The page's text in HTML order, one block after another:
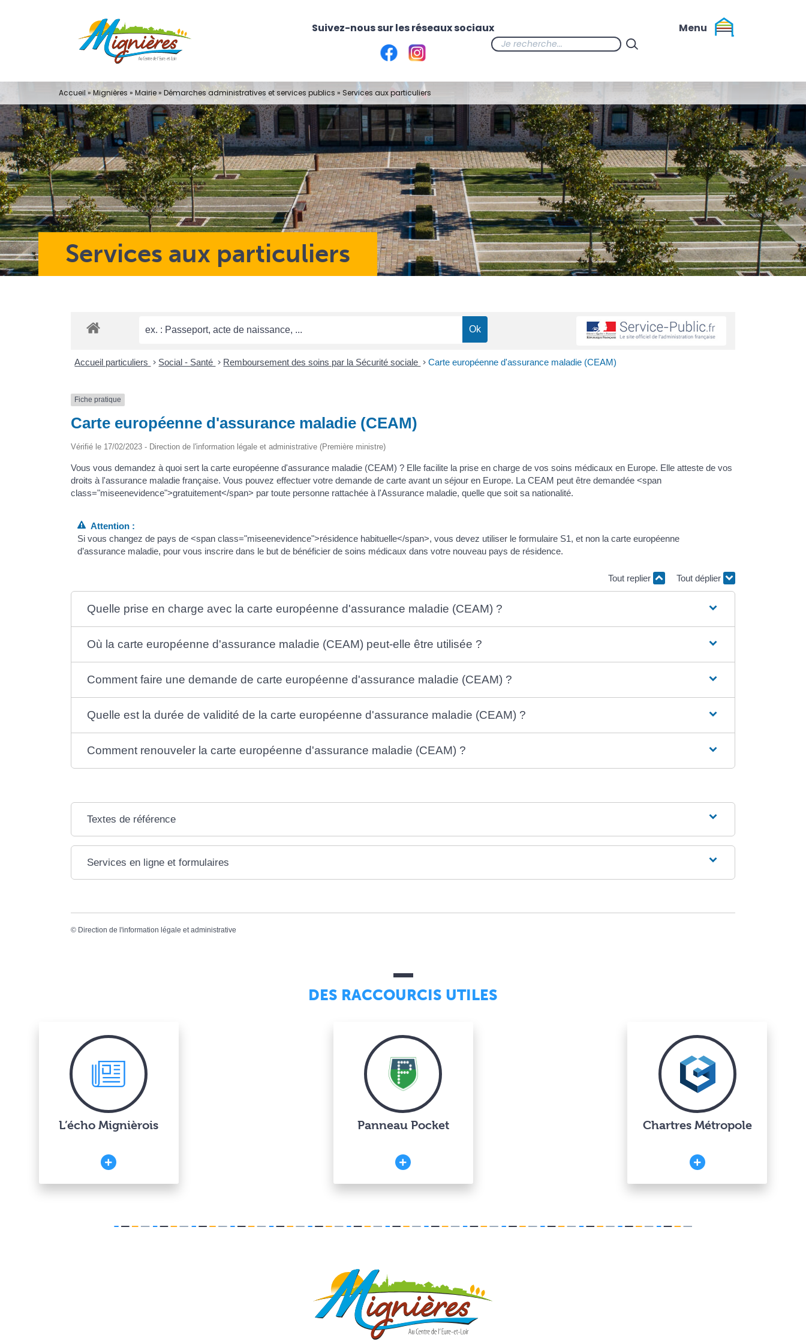
Services aux particuliers
Accueil » Mignières » Mairie» Démarches administratives et services publics » Services aux particuliers
Accueil particuliers > Social - Santé > Remboursement des soins par la Sécurité sociale > Carte européenne d'assurance maladie (CEAM)
Fiche pratique
Carte européenne d'assurance maladie (CEAM)
Vérifié le 17/02/2023 - Direction de l'information légale et administrative (Première ministre)
Vous vous demandez à quoi sert la carte européenne d'assurance maladie (CEAM) ? Elle facilite la prise en charge de vos soins médicaux en Europe. Elle atteste de vos
droits à l'assurance maladie française. Vous pouvez effectuer votre demande de carte avant un séjour en Europe. La CEAM peut être demandée <span
class="miseenevidence">gratuitement</span> par toute personne rattachée à l'Assurance maladie, quelle que soit sa nationalité.
Attention :
Si vous changez de pays de <span class="miseenevidence">résidence habituelle</span>, vous devez utiliser le formulaire S1, et non la carte européenne
d’assurance maladie, pour vous inscrire dans le but de bénéficier de soins médicaux dans votre nouveau pays de résidence.
Tout replier Tout déplier
Quelle prise en charge avec la carte européenne d'assurance maladie (CEAM) ?
Où la carte européenne d'assurance maladie (CEAM) peut-elle être utilisée ?
Comment faire une demande de carte européenne d'assurance maladie (CEAM) ?
Quelle est la durée de validité de la carte européenne d'assurance maladie (CEAM) ?
Comment renouveler la carte européenne d'assurance maladie (CEAM) ?
Textes de référence
Services en ligne et formulaires
© Direction de l'information légale et administrative
DES RACCOURCIS UTILES
L’écho Mignièrois Panneau Pocket Chartres Métropole